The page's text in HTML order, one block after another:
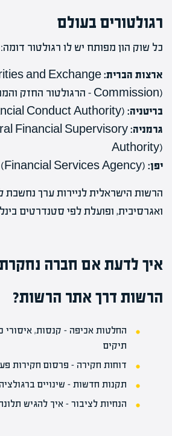
רגולטורים בעולם
כל שוק הון מפותח יש לו רגולטור דומה:
ארצות הברית:and Exchange
Commission) – הרגולטור החזק והמפורסם ביותר בעולם
בריטניה:
גרמניה:Financial Supervisory
Authority)
יפן:
הרשות הישראלית לניירות ערך נחשבת
ואגרסיבית, ופועלת לפי סטנדרטים
איך לדעת אם חברה נחקרת
הרשות דרך אתר הרשות?
החלטות אכיפה – קנסות, איסורי
תיקים
דוחות חקירה – פרסום חקירות
תקנות חדשות – שינויים
הנחיות לציבור – איך להגיש